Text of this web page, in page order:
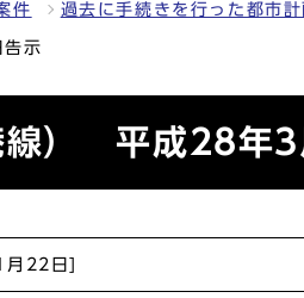
件 過去に手続きを行った都市
示
線） 平成28年3
22日]